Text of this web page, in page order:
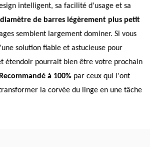
intelligent, sa facilité d'usage et sa
de barres légèrement plus petit
semblent largement dominer. Si vous
solution fiable et astucieuse pour
étendoir pourrait bien être votre prochain
Recommandé à 100% par ceux qui l'ont
la corvée du linge en une tâche